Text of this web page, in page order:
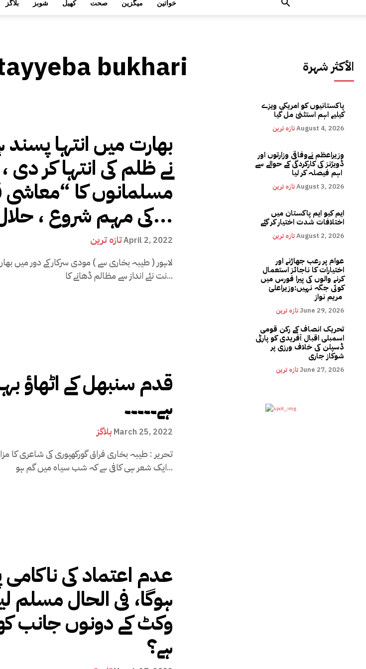
بلاگز شوبز کھیل صحت میگزین خواتین
bukhari
بھارت میں انتہا
نے ظلم کی انتہا کر دی ،
مسلمانوں کا “معاشی
کی مہم شروع ، حلال...
تازہ ترینApril 2, 2022
لاہور ( طیبہ بخاری سے ) مودی سرکار کے دور میں
نت نئے انداز سے مظالم ڈھانے کا...
قدم سنبھل کے اٹھاﺅ
ہے۔۔۔۔۔
بلاگز March 25, 2022
تحریر : طیبہ بخاری فراق گورکھپوری کی شاعری کا
ایک شعر ہی کافی ہے کہ شب سیاہ میں گم ہو...
عدم اعتماد کی ناکامی
ہوگا، فی الحال
وکٹ کے دونوں جانب
ہے؟
الأكثر شهرة
پاکستانیوں کو امریکی ویزے
کیلیے اہم استثنیٰ مل گیا
تازہ ترینAugust 4, 2026
وزیراعظم نےوفاقی وزارتوں اور
ڈویژنز کی کارکردگی کے حوالے سے
تازہ ترینAugust 3, 2026
ایم کیو ایم پاکستان میں
اختلافات شدت اختیار کر گئے
تازہ ترینAugust 2, 2026
عوام پر رعب جھاڑنے اور
اختیارات کا ناجائز استعمال
کرنے والوں کی پیرا فورس میں
کوئی جگہ نہیں:وزیراعلیٰ
تازہ ترینJune 29, 2026
تحریک انصاف کے رکن قومی
اسمبلی اقبال آفریدی کو پارٹی
ڈسپلن کی خلاف ورزی پر
شوکاز جاری
تازہ ترینJune 27, 2026